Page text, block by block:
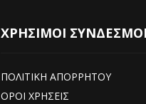
ΧΡΗΣΙΜΟΙ
ΠΟΛΙΤΙΚΗ ΑΠΟΡΡΗΤΟΥ
ΟΡΟΙ ΧΡΗΣΕΙΣ